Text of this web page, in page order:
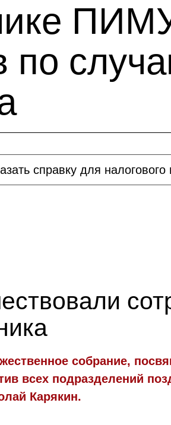
по
справку для налогового
собрание,
всех подразделений
Карякин.